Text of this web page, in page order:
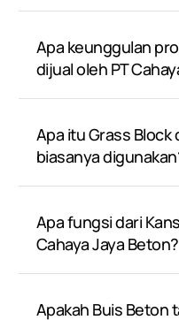
Apa keunggulan
dijual oleh PT
Apa itu Grass Block
biasanya
Apa fungsi dari
Cahaya Jaya Beton?
Apakah Buis Beton